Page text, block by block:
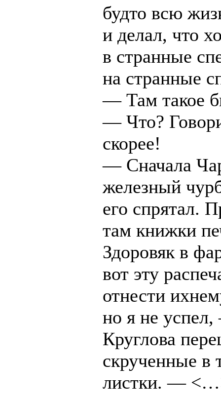
будто всю
и делал, что
в странные
на странные
— Там такое
— Что?
скорее!
— Сначала
железный
его спрятал.
там книжки
Здоровяк в
вот эту
отнести
но я не
Круглова
скрученные в
листки. —